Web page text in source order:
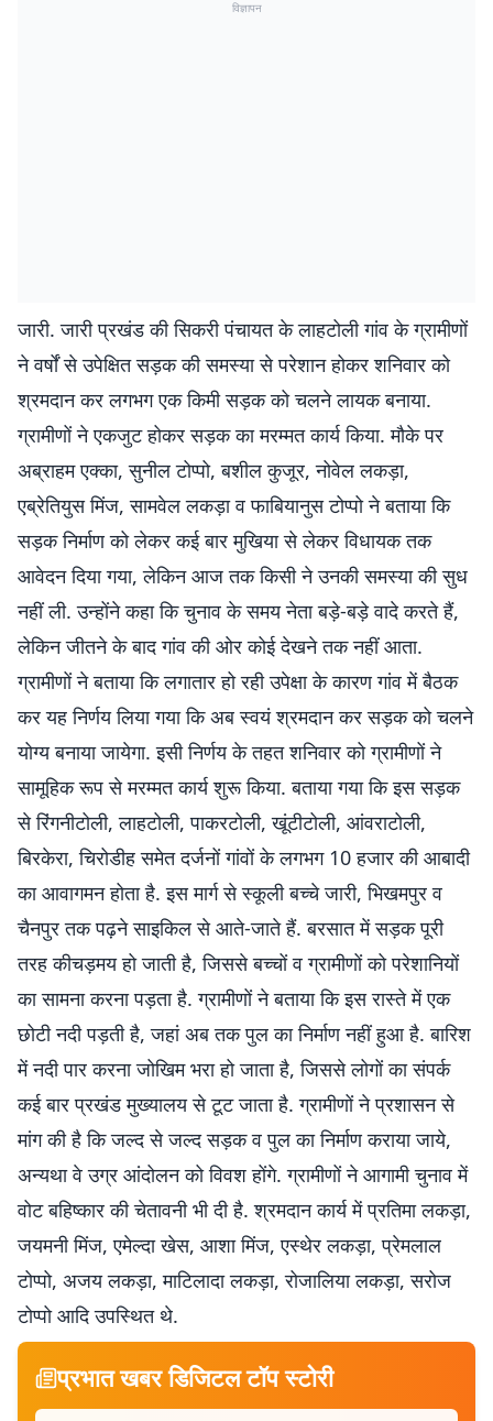
विज्ञापन
जारी. जारी प्रखंड की सिकरी पंचायत के लाहटोली गांव के ग्रामीणों
ने वर्षों से उपेक्षित सड़क की समस्या से परेशान होकर शनिवार को
श्रमदान कर लगभग एक किमी सड़क को चलने लायक बनाया.
ग्रामीणों ने एकजुट होकर सड़क का मरम्मत कार्य किया. मौके पर
अब्राहम एक्का, सुनील टोप्पो, बशील कुजूर, नोवेल लकड़ा,
एब्रेतियुस मिंज, सामवेल लकड़ा व फाबियानुस टोप्पो ने बताया कि
सड़क निर्माण को लेकर कई बार मुखिया से लेकर विधायक तक
आवेदन दिया गया, लेकिन आज तक किसी ने उनकी समस्या की सुध
नहीं ली. उन्होंने कहा कि चुनाव के समय नेता बड़े-बड़े वादे करते हैं,
लेकिन जीतने के बाद गांव की ओर कोई देखने तक नहीं आता.
ग्रामीणों ने बताया कि लगातार हो रही उपेक्षा के कारण गांव में बैठक
कर यह निर्णय लिया गया कि अब स्वयं श्रमदान कर सड़क को चलने
योग्य बनाया जायेगा. इसी निर्णय के तहत शनिवार को ग्रामीणों ने
सामूहिक रूप से मरम्मत कार्य शुरू किया. बताया गया कि इस सड़क
से रिंगनीटोली, लाहटोली, पाकरटोली, खूंटीटोली, आंवराटोली,
बिरकेरा, चिरोडीह समेत दर्जनों गांवों के लगभग 10 हजार की आबादी
का आवागमन होता है. इस मार्ग से स्कूली बच्चे जारी, भिखमपुर व
चैनपुर तक पढ़ने साइकिल से आते-जाते हैं. बरसात में सड़क पूरी
तरह कीचड़मय हो जाती है, जिससे बच्चों व ग्रामीणों को परेशानियों
का सामना करना पड़ता है. ग्रामीणों ने बताया कि इस रास्ते में एक
छोटी नदी पड़ती है, जहां अब तक पुल का निर्माण नहीं हुआ है. बारिश
में नदी पार करना जोखिम भरा हो जाता है, जिससे लोगों का संपर्क
कई बार प्रखंड मुख्यालय से टूट जाता है. ग्रामीणों ने प्रशासन से
मांग की है कि जल्द से जल्द सड़क व पुल का निर्माण कराया जाये,
अन्यथा वे उग्र आंदोलन को विवश होंगे. ग्रामीणों ने आगामी चुनाव में
वोट बहिष्कार की चेतावनी भी दी है. श्रमदान कार्य में प्रतिमा लकड़ा,
जयमनी मिंज, एमेल्दा खेस, आशा मिंज, एस्थेर लकड़ा, प्रेमलाल
टोप्पो, अजय लकड़ा, माटिलादा लकड़ा, रोजालिया लकड़ा, सरोज
टोप्पो आदि उपस्थित थे.
प्रभात खबर डिजिटल टॉप स्टोरी